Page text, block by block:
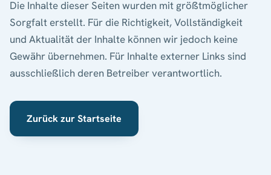
Die Inhalte dieser Seiten wurden mit größtmöglicher
Sorgfalt erstellt. Für die Richtigkeit, Vollständigkeit
und Aktualität der Inhalte können wir jedoch keine
Gewähr übernehmen. Für Inhalte externer Links sind
ausschließlich deren Betreiber verantwortlich.
Zurück zur Startseite